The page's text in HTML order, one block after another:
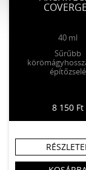
40 ml
Sűrűbb
építőzselé
8 150 Ft